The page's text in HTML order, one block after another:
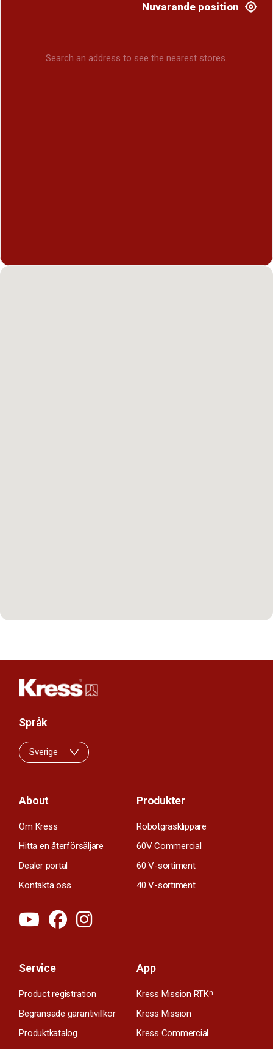
Nuvarande position
Search an address to see the nearest stores.
About
Om Kress
Hitta en återförsäljare
Dealer portal
Kontakta oss
Produkter
Robotgräsklippare
60V Commercial
60 V-sortiment
40 V-sortiment
Service
Product registration
Begränsade garantivillkor
Produktkatalog
App
Kress Mission RTKn
Kress Mission
Kress Commercial
Språk
Sverige